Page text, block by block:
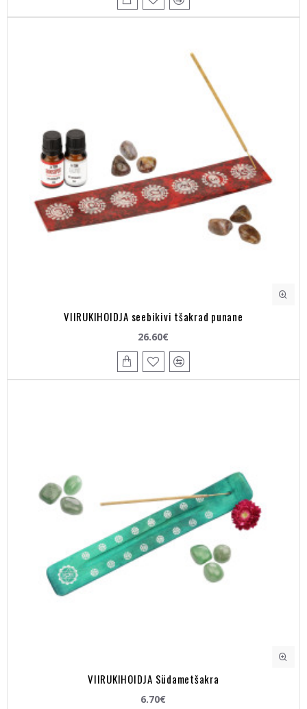
VIIRUKIHOIDJA seebikivi tšakrad punane
26.60€
VIIRUKIHOIDJA Südametšakra
6.70€